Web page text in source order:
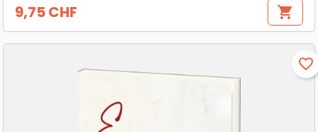
Prix
9,75 CHF shopping_cart
favorite_border